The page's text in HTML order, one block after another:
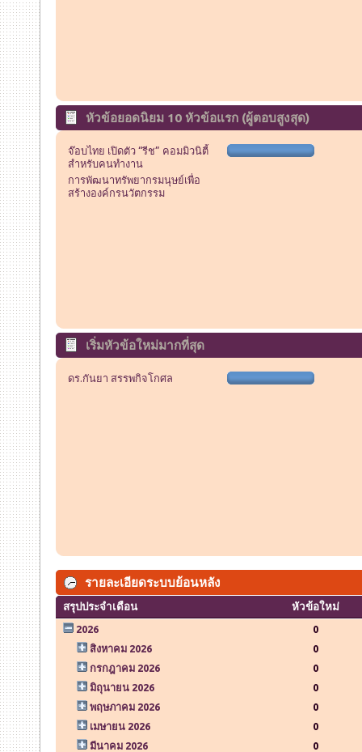
หัวข้อยอดนิยม 10 หัวข้อแรก (ผู้ตอบสูงสุด)
จ๊อบไทย เปิดตัว “รีช” คอมมิวนิตี้
สำหรับคนทำงาน
การพัฒนาทรัพยากรมนุษย์เพื่อ
สร้างองค์กรนวัตกรรม
เริ่มหัวข้อใหม่มากที่สุด
ดร.กันยา สรรพกิจโกศล
รายละเอียดระบบย้อนหลัง
สรุปประจำเดือน หัวข้อใหม่
2026
0
สิงหาคม 2026
0
กรกฎาคม 2026
0
มิถุนายน 2026
0
พฤษภาคม 2026
0
เมษายน 2026
0
มีนาคม 2026
0